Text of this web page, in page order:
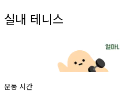
실내 테니스
운동 시간